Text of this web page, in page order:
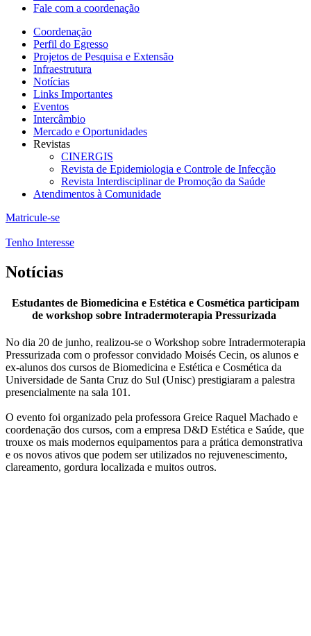
Fale com a coordenação
Coordenação
Perfil do Egresso
Projetos de Pesquisa e Extensão
Infraestrutura
Notícias
Links Importantes
Eventos
Intercâmbio
Mercado e Oportunidades
Revistas
CINERGIS
Revista de Epidemiologia e Controle de Infecção
Revista Interdisciplinar de Promoção da Saúde
Atendimentos à Comunidade
Matricule-se
Tenho Interesse
Notícias
Estudantes de Biomedicina e Estética e Cosmética participam
de workshop sobre Intradermoterapia Pressurizada
No dia 20 de junho, realizou-se o Workshop sobre Intradermoterapia
Pressurizada com o professor convidado Moisés Cecin, os alunos e
ex-alunos dos cursos de Biomedicina e Estética e Cosmética da
Universidade de Santa Cruz do Sul (Unisc) prestigiaram a palestra
presencialmente na sala 101.
O evento foi organizado pela professora Greice Raquel Machado e
coordenação dos cursos, com a empresa D&D Estética e Saúde, que
trouxe os mais modernos equipamentos para a prática demonstrativa
e os novos ativos que podem ser utilizados no rejuvenescimento,
clareamento, gordura localizada e muitos outros.